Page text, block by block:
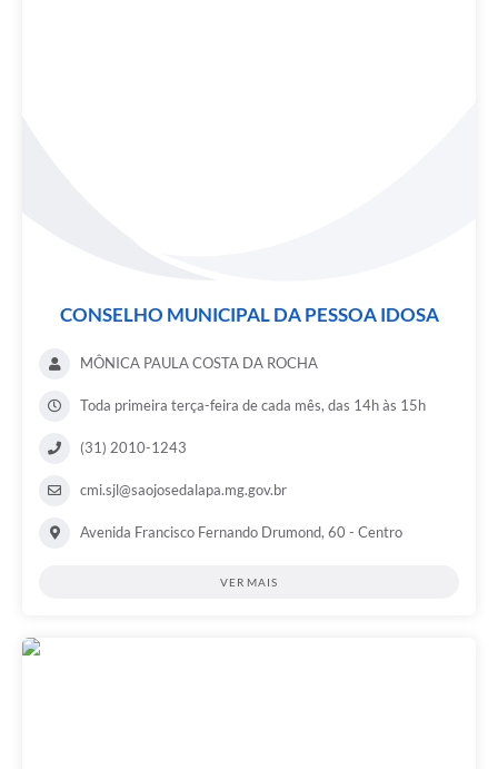
CONSELHO MUNICIPAL DA PESSOA IDOSA
MÔNICA PAULA COSTA DA ROCHA
Toda primeira terça-feira de cada mês, das 14h às 15h
(31) 2010-1243
cmi.sjl@saojosedalapa.mg.gov.br
Avenida Francisco Fernando Drumond, 60 - Centro
VER MAIS